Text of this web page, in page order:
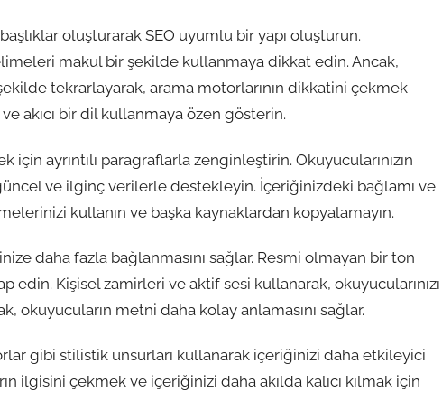
oluşturarak SEO uyumlu bir yapı oluşturun.
makul bir şekilde kullanmaya dikkat edin. Ancak,
tekrarlayarak, arama motorlarının dikkatini çekmek
akıcı bir dil kullanmaya özen gösterin.
ayrıntılı paragraflarla zenginleştirin. Okuyucularınızın
ve ilginç verilerle destekleyin. İçeriğinizdeki bağlamı ve
kullanın ve başka kaynaklardan kopyalamayın.
daha fazla bağlanmasını sağlar. Resmi olmayan bir ton
Kişisel zamirleri ve aktif sesi kullanarak, okuyucularınızı
okuyucuların metni daha kolay anlamasını sağlar.
gibi stilistik unsurları kullanarak içeriğinizi daha etkileyici
ilgisini çekmek ve içeriğinizi daha akılda kalıcı kılmak için